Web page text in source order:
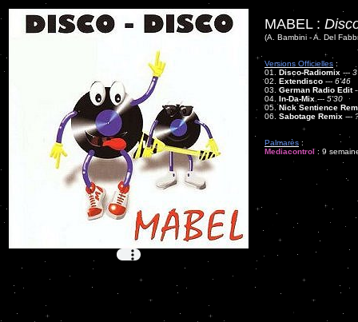
MABEL :
(A. Bambini - A. Del
Versions Officielles :
01. Disco-Radiomix ---
02. Extendisco --- 6'46
03.German Radio Edit
04. In-Da-Mix --- 5'30
05.Nick Sentience
06. Sabotage Remix ---
Palmarès :
Mediacontrol: 9